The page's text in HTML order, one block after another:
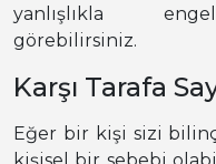
yanlışlıkla
görebilirsiniz.
Karşı Tarafa
Eğer bir kişi sizi